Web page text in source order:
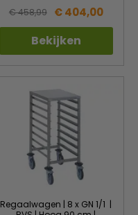
€ 458,99 € 404,00
Bekijken
Regaalwagen | 8 x GN 1/1 |